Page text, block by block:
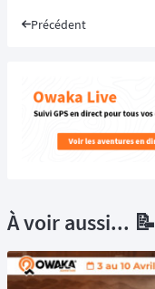
Précédent
À voir aussi... 📝